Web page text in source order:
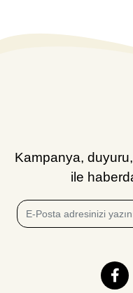
Kampanya,
ile